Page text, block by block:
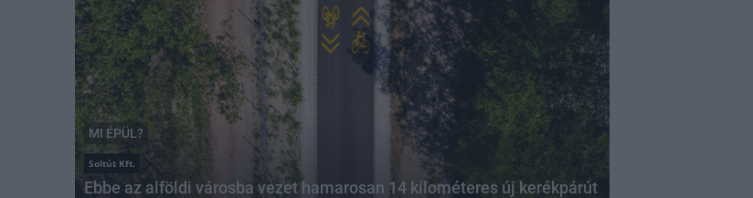
MI ÉPÜL?
Soltút Kft.
Ebbe az alföldi városba vezet hamarosan 14 kilométeres új kerékpárút